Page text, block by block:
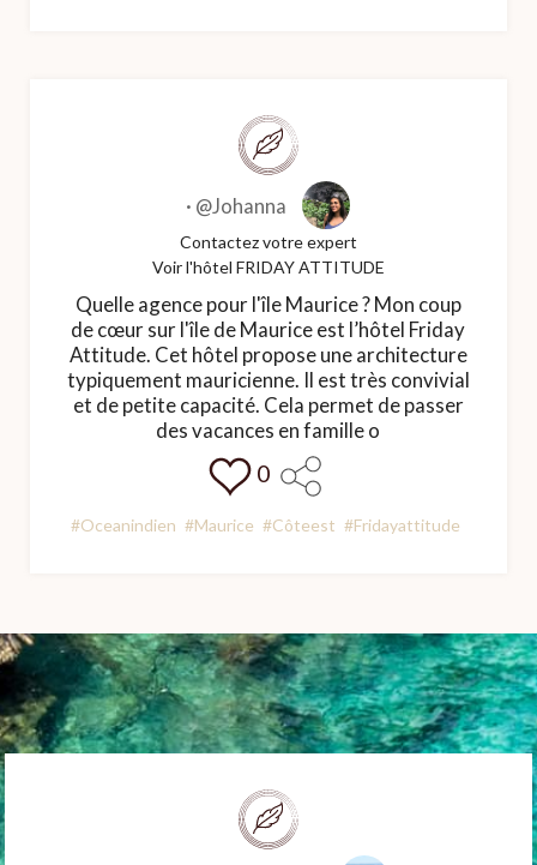
· @Johanna
Contactez votre expert
Voir l'hôtel FRIDAY ATTITUDE
Quelle agence pour l'île Maurice ? Mon coup
de cœur sur l'île de Maurice est l’hôtel Friday
Attitude. Cet hôtel propose une architecture
typiquement mauricienne. Il est très convivial
et de petite capacité. Cela permet de passer
des vacances en famille o
0
#Oceanindien #Maurice #Côteest #Fridayattitude